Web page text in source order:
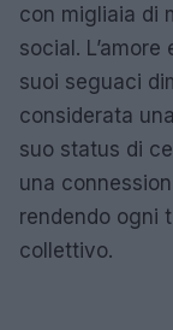
con migliaia di
social.
suoi seguaci
considerata
suo status di
una
rendendo ogni
collettivo.